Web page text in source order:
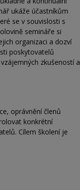
ukáže účastníkům
se v souvislosti s
semináře si
organizaci a dozví
poskytovatelů
zkušeností a
oprávnění členů
konkrétní
Cílem školení je